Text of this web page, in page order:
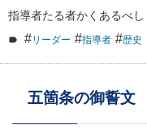
指導者たる者かくあるべし
#リーダー #指導者 #歴史
五箇条の御誓文